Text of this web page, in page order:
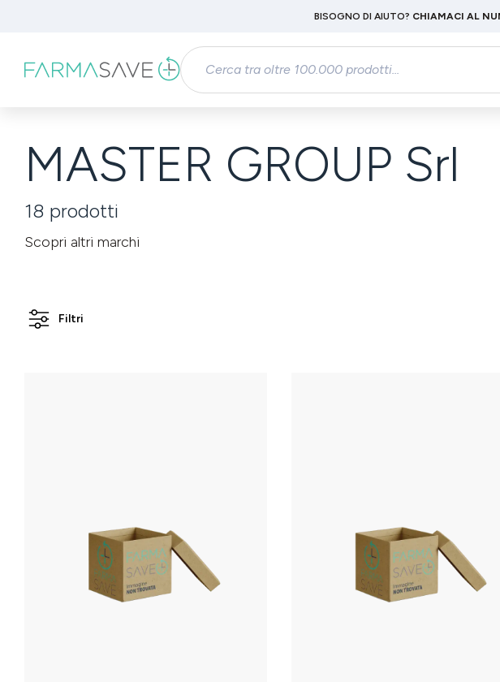
Passa alla navigazione principale
BISOGNO DI AIUTO? CHIAMACI AL
MASTER GROUP Srl
18 prodotti
Scopri altri marchi
Filtri